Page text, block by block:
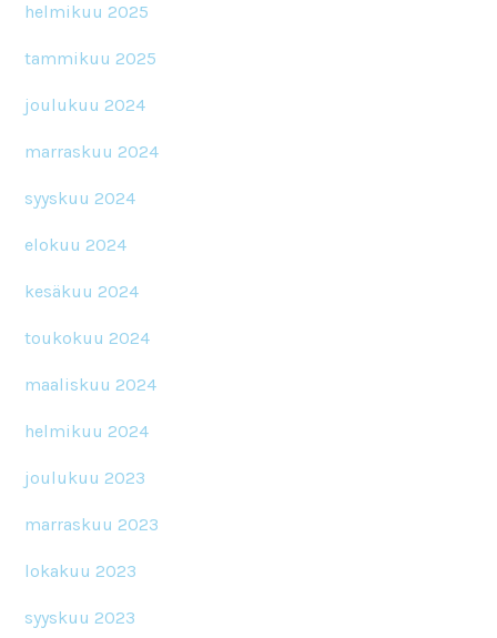
helmikuu 2025
tammikuu 2025
joulukuu 2024
marraskuu 2024
syyskuu 2024
elokuu 2024
kesäkuu 2024
toukokuu 2024
maaliskuu 2024
helmikuu 2024
joulukuu 2023
marraskuu 2023
lokakuu 2023
syyskuu 2023